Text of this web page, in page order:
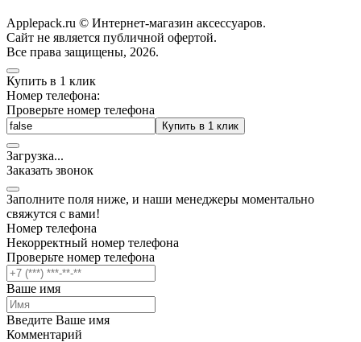
Applepack.ru © Интернет-магазин аксессуаров.
Cайт не является публичной офертой.
Все права защищены, 2026.
Купить в 1 клик
Номер телефона:
Проверьте номер телефона
Купить в 1 клик
Загрузка...
Заказать звонок
Заполните поля ниже, и наши менеджеры моментально
свяжутся с вами!
Номер телефона
Некорректный номер телефона
Проверьте номер телефона
Ваше имя
Введите Ваше имя
Комментарий